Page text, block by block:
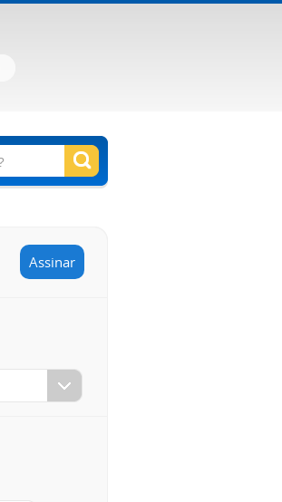
Assinar